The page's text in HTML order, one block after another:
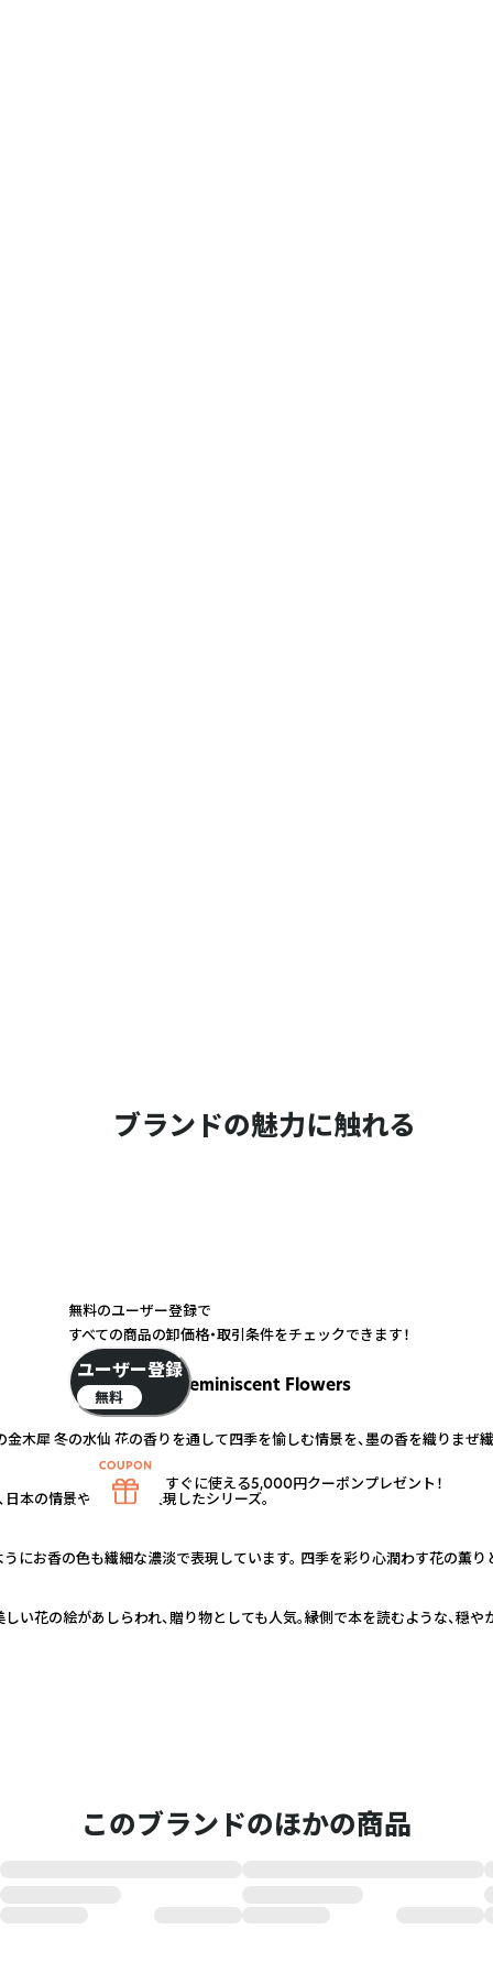
ブランドの魅力に触れる
Reminiscent Flowers
木犀 冬の水仙 花の香りを通して四季を愉しむ情景を、墨の香を織りまぜ
本の情景や和の心を表現したシリーズ。
にお香の色も繊細な濃淡で表現しています。 四季を彩り心潤わす花の薫り
い花の絵があしらわれ、贈り物としても人気。縁側で本を読むような、穏や
このブランドのほかの商品
無料のユーザー登録で
すべての商品の卸価格・取引条件をチェックできます！
ユーザー登録
無料
すぐに使える5,000円クーポンプレゼント！